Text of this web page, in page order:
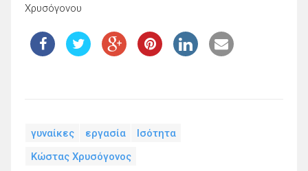
Χρυσόγονου
γυναίκες εργασία
Ισότητα
Κώστας Χρυσόγονος